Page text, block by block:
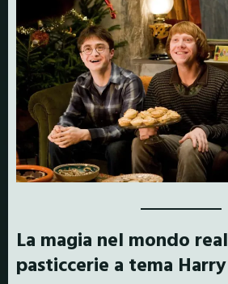
La magia nel mondo
pasticcerie a tema